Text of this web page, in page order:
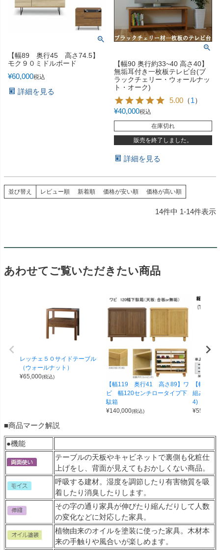
【幅89 奥行45 高さ74.5】
モク９０ミドルボード
¥60,000税込
詳細を見る
【幅90 奥行約33~40 高さ40】
無垢耳付き一枚板テレビ台(ブ
ラックチェリー・ウォールナッ
ト・オーク)
5.00 （1）
¥40,000税込
在庫切れ
販売を終了しました。
詳細を見る
並び替え レビュー順 新着順 価格が安い順 価格が高い順
14件中 1-14件表示
あわせてご覧いただきたい商品
レッチェ５０サイドテーブル
（ウォールナット）
¥65,000(税込)
【幅119 奥行41 高さ89】ワ
ビ 幅120センチロータイプ下
駄箱
¥140,000(税込)
【幅100
組み合わ
4)
¥55,000
■商品マーク解説
●機能
テーブルの天板やキャビネットで裏側も化粧仕
上げをし、背面が見えてもおかしくない商品。
呼吸する建材。湿度を調節したり有害物質を吸
着したり消臭したりします。
その字の通り家具が伸びたり縮んだりして人数
の変化などに対応した家具。
植物由来のオイルを塗装に使った家具。木材本
来の手触りや風合いが楽しめます。